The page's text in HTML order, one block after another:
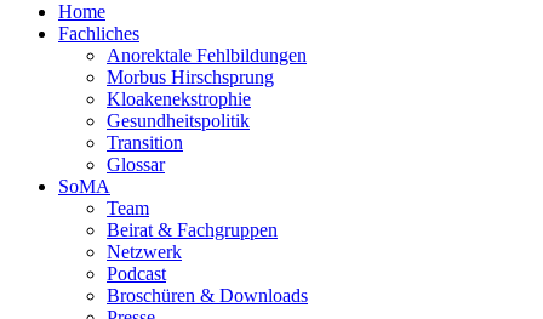
Home
Fachliches
Anorektale Fehlbildungen
Morbus Hirschsprung
Kloakenekstrophie
Gesundheitspolitik
Transition
Glossar
SoMA
Team
Beirat & Fachgruppen
Netzwerk
Podcast
Broschüren & Downloads